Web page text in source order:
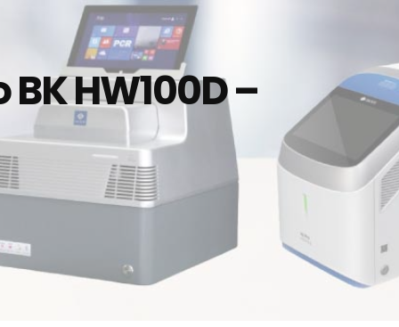
HW100D –